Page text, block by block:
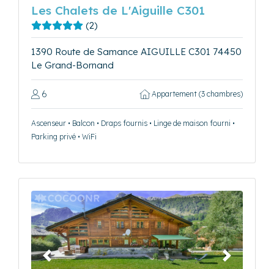
Les Chalets de L'Aiguille C301
(2)
1390 Route de Samance AIGUILLE C301 74450
Le Grand-Bornand
6 Appartement (3 chambres)
Ascenseur • Balcon • Draps fournis • Linge de maison fourni •
Parking privé • WiFi
Précédent Suivant